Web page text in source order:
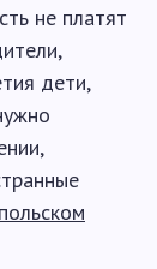
не платят
дети,
польском